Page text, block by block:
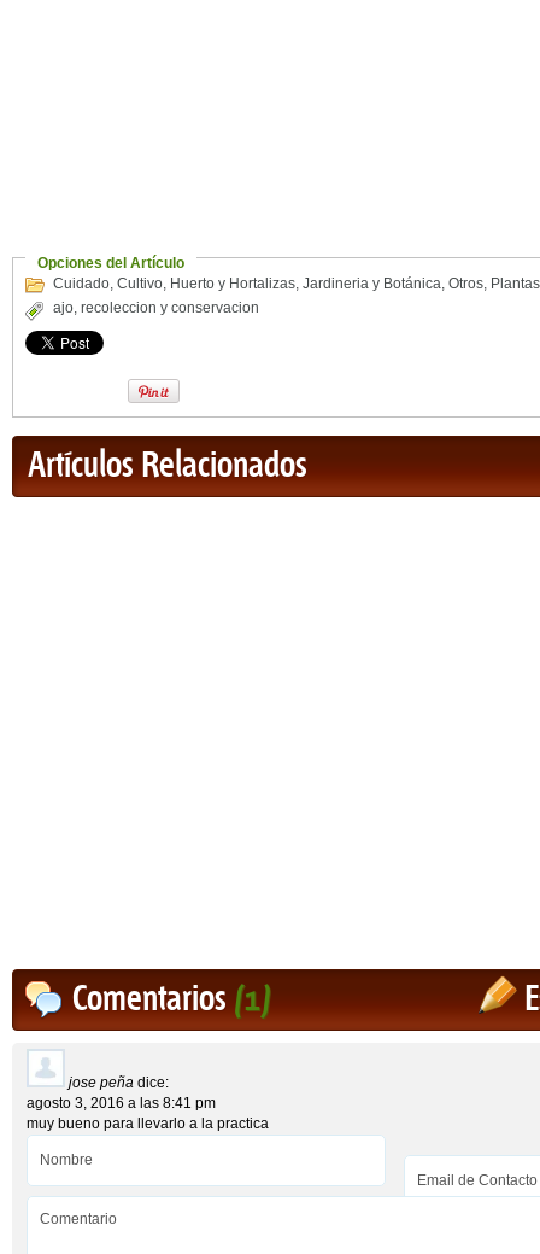
Opciones del Artículo
Cuidado, Cultivo, Huerto y Hortalizas, Jardineria y Botánica, Otros, Plantas
ajo, recoleccion y conservacion
Artículos Relacionados
Comentarios(1)
jose peña dice:
agosto 3, 2016 a las 8:41 pm
muy bueno para llevarlo a la practica